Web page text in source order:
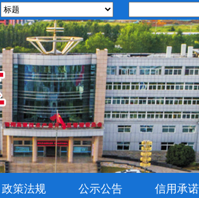
政策法规 公示公告 信用承诺